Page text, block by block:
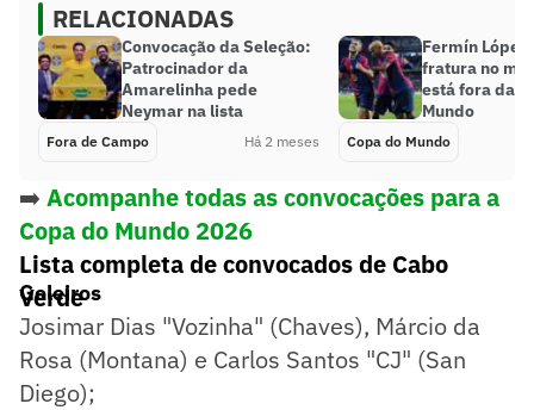
RELACIONADAS
Convocação da Seleção:
Patrocinador da
Amarelinha pede
Neymar na lista
Fora de Campo Há 2 meses
Fermín López
fratura no
está fora da
Mundo
Copa do Mundo
➡️ Acompanhe todas as convocações para a
Copa do Mundo 2026
Lista completa de convocados de Cabo
Verde
Goleiros
Josimar Dias "Vozinha" (Chaves), Márcio da
Rosa (Montana) e Carlos Santos "CJ" (San
Diego);